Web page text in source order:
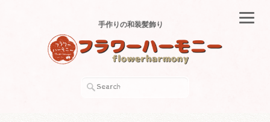
手作りの和装髪飾り